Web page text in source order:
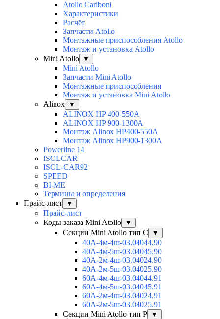
Atollo Cariboni
Характеристики
Расчёт
Запчасти Atollo
Монтажные приспособления Atollo
Монтаж и установка Atollo
Mini Atollo
▼
Mini Atollo
Запчасти Mini Atollo
Монтажные приспособления
Монтаж и установка Mini Atollo
Alinox
▼
ALINOX HP 400-550A
ALINOX HP 900-1300A
Монтаж Alinox HP400-550A
Монтаж Alinox HP900-1300A
Powerline 14
ISOLCAR
ISOL-CAR92
SPEED
BI-ME
Термины и определения
Прайс-лист
▼
Прайс-лист
Коды заказа Mini Atollo
▼
Секции Mini Atollo тип С ▼
40А-4м-4ш-03.04044.90
40А-4м-5ш-03.04045.90
40А-2м-4ш-03.04024.90
40А-2м-5ш-03.04025.90
60А-4м-4ш-03.04044.91
60А-4м-5ш-03.04045.91
60А-2м-4ш-03.04024.91
60А-2м-5ш-03.04025.91
Секции Mini Atollo тип Р
▼